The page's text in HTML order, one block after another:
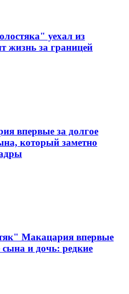
уехал из
жизнь за границей
впервые за долгое
который заметно
Макацария впервые
и дочь: редкие